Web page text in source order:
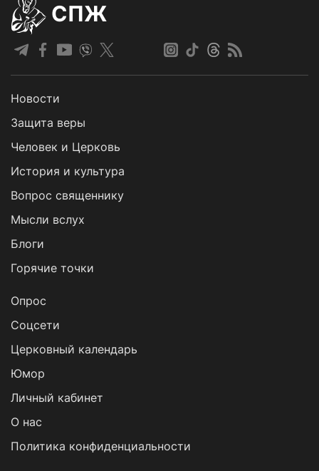
СПЖ
Новости
Защита веры
Человек и Церковь
История и культура
Вопрос священнику
Мысли вслух
Блоги
Горячие точки
Опрос
Cоцсети
Церковный календарь
Юмор
Личный кабинет
О нас
Политика конфиденциальности